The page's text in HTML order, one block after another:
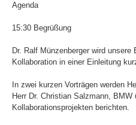
Agenda
15:30 Begrüßung
Dr. Ralf Münzenberger wird unsere
Kollaboration in einer Einleitung
In zwei kurzen Vorträgen werden
Herr Dr. Christian Salzmann, BMW
Kollaborationsprojekten berichten.